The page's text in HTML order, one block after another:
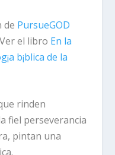
de PursueGOD
el libro En la
b¡blica de la
rinden
fiel perseverancia
pintan una